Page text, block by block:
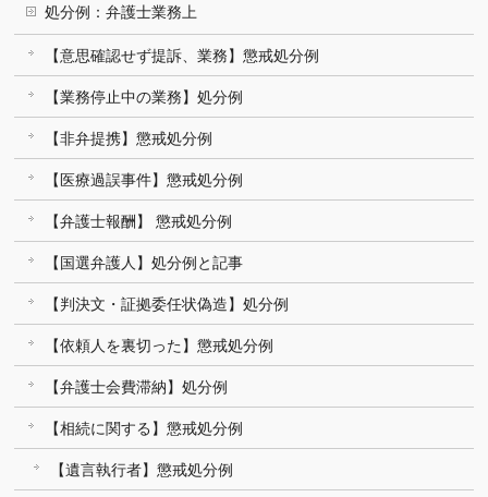
処分例：弁護士業務上
【意思確認せず提訴、業務】懲戒処分例
【業務停止中の業務】処分例
【非弁提携】懲戒処分例
【医療過誤事件】懲戒処分例
【弁護士報酬】 懲戒処分例
【国選弁護人】処分例と記事
【判決文・証拠委任状偽造】処分例
【依頼人を裏切った】懲戒処分例
【弁護士会費滞納】処分例
【相続に関する】懲戒処分例
【遺言執行者】懲戒処分例